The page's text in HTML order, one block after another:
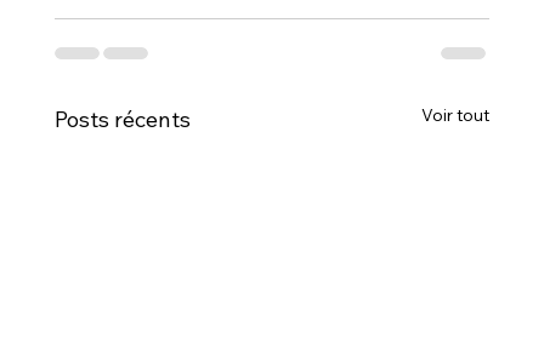
Posts récents Voir tout